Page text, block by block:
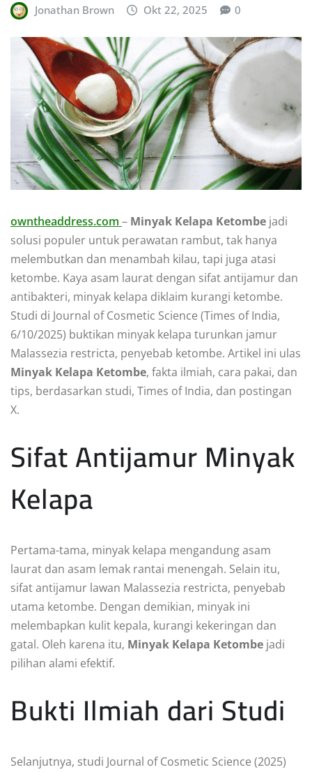
Jonathan Brown Okt 22, 2025 0
owntheaddress.com – Minyak Kelapa Ketombe jadi
solusi populer untuk perawatan rambut, tak hanya
melembutkan dan menambah kilau, tapi juga atasi
ketombe. Kaya asam laurat dengan sifat antijamur dan
antibakteri, minyak kelapa diklaim kurangi ketombe.
Studi di Journal of Cosmetic Science (Times of India,
6/10/2025) buktikan minyak kelapa turunkan jamur
Malassezia restricta, penyebab ketombe. Artikel ini ulas
Minyak Kelapa Ketombe, fakta ilmiah, cara pakai, dan
tips, berdasarkan studi, Times of India, dan postingan
X.
Sifat Antijamur Minyak
Kelapa
Pertama-tama, minyak kelapa mengandung asam
laurat dan asam lemak rantai menengah. Selain itu,
sifat antijamur lawan Malassezia restricta, penyebab
utama ketombe. Dengan demikian, minyak ini
melembapkan kulit kepala, kurangi kekeringan dan
gatal. Oleh karena itu, Minyak Kelapa Ketombe jadi
pilihan alami efektif.
Bukti Ilmiah dari Studi
Selanjutnya, studi Journal of Cosmetic Science (2025)